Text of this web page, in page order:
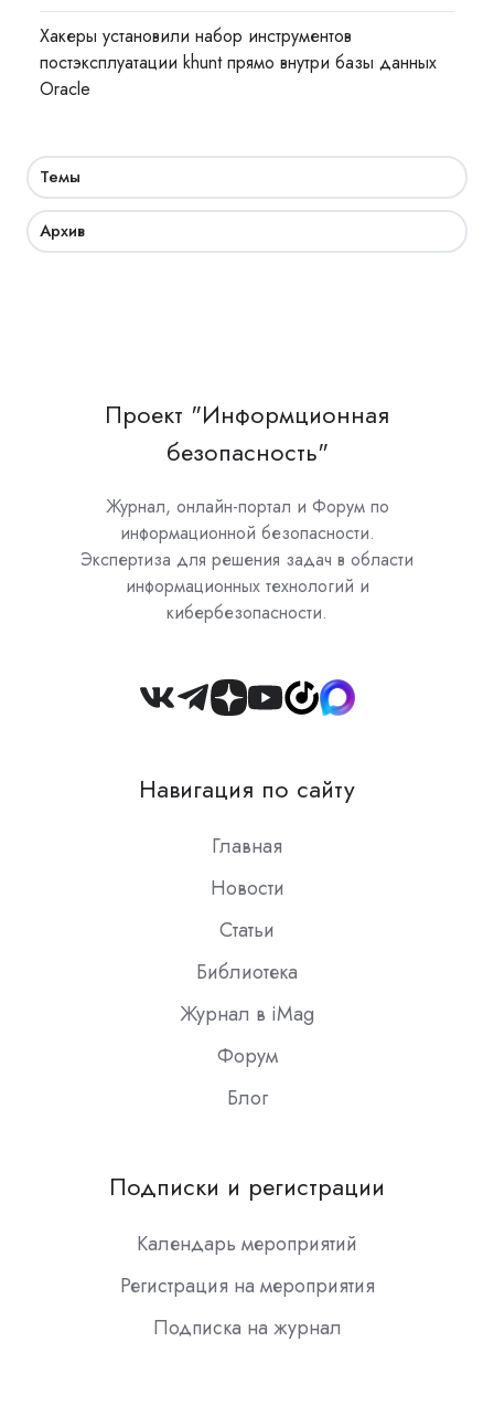
Хакеры установили набор инструментов
постэксплуатации khunt прямо внутри базы данных
Oracle
Темы
Архив
Проект "Информционная
безопасность"
Журнал, онлайн-портал и Форум по
информационной безопасности.
Экспертиза для решения задач в области
информационных технологий и
кибербезопасности.
Join
Slack
Навигация по сайту
Главная
Новости
Статьи
Библиотека
Журнал в iMag
Форум
Блог
Подписки и регистрации
Календарь мероприятий
Регистрация на мероприятия
Подписка на журнал